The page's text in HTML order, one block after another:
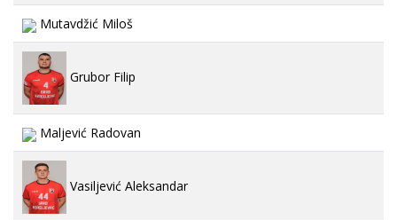
Mutavdžić Miloš
Grubor Filip
Maljević Radovan
Vasiljević Aleksandar